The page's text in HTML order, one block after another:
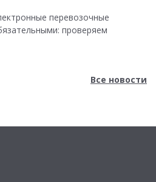
перевозочные
проверяем
Все новости